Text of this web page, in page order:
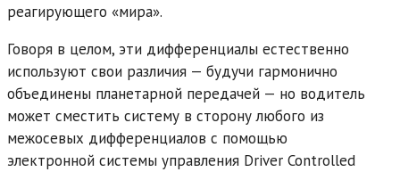
реагирующего «мира».
Говоря в целом, эти дифференциалы естественно
используют свои различия — будучи гармонично
объединены планетарной передачей — но водитель
может сместить систему в сторону любого из
межосевых дифференциалов с помощью
электронной системы управления Driver Controlled